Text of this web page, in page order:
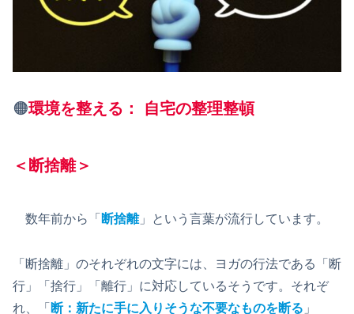
🟠環境を整える： 自宅の整理整頓
＜断捨離＞
数年前から「 断捨離」という言葉が流行しています。
「断捨離」のそれぞれの文字には、ヨガの行法である「断
行」「捨行」「離行」に対応しているそうです。それぞ
れ、「 断：新たに手に入りそうな不要なものを断る 」